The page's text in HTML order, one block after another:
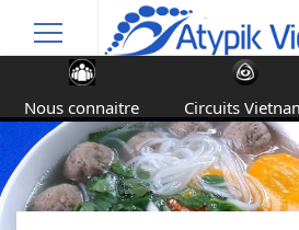
Nous connaitre Circuits